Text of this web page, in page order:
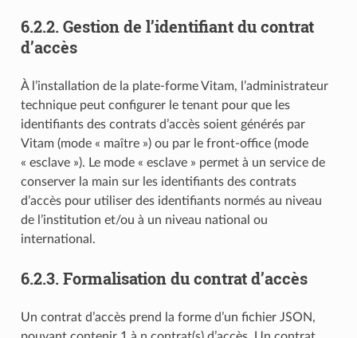
6.2.2. Gestion de l’identifiant du contrat
d’accès
À l’installation de la plate-forme Vitam, l’administrateur
technique peut configurer le tenant pour que les
identifiants des contrats d’accès soient générés par
Vitam (mode « maître ») ou par le front-office (mode
« esclave »). Le mode « esclave » permet à un service de
conserver la main sur les identifiants des contrats
d’accès pour utiliser des identifiants normés au niveau
de l’institution et/ou à un niveau national ou
international.
6.2.3. Formalisation du contrat d’accès
Un contrat d’accès prend la forme d’un fichier JSON,